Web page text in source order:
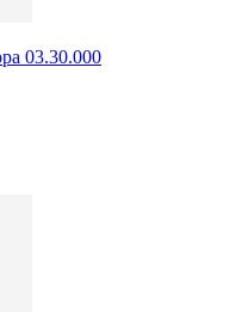
03.30.000